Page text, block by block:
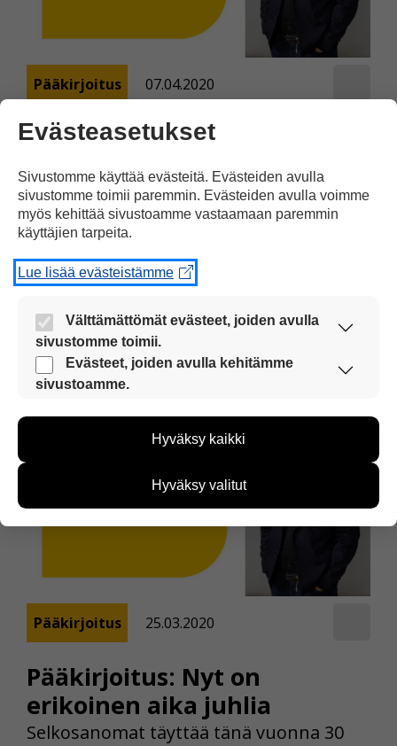
Pääkirjoitus: Kannattaa
mennä metsään
Pääkirjoitus 07.04.2020
Elämme erikoista aikaa. Koronavirus on
aiheuttanut maailmaan tilanteen, jossa
suuri osa maailman ihmisistä on
karanteenissa kotona.
Pääkirjoitus: Nyt on
erikoinen aika juhlia
Pääkirjoitus 25.03.2020
Selkosanomat täyttää tänä vuonna 30
Evästeasetukset
Sivustomme käyttää evästeitä. Evästeiden avulla
sivustomme toimii paremmin. Evästeiden avulla voimme
myös kehittää sivustoamme vastaamaan paremmin
käyttäjien tarpeita.
Lue lisää evästeistämme
Välttämättömät evästeet, joiden avulla
sivustomme toimii.
Nämä evästeet ovat aina käytössä, jotta
sivustoamme voi käyttää sujuvasti ja turvallisesti.
Evästeet, joiden avulla kehitämme
sivustoamme.
kehittää sivustoamme vastaamaan paremmin
kävijämääristä ja siitä, mitä sivuja käytetään ja
miten sivuilla liikutaan. Emme kuitenkaan kerää
Voit valita, hyväksytkö näiden evästeiden käytön.
Hyväksy kaikki
Hyväksy valitut